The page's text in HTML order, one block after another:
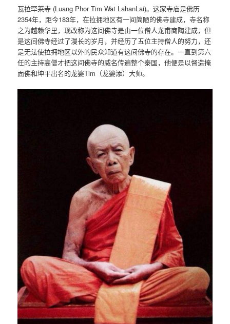
瓦拉罕莱寺 (Luang Phor Tim Wat LahanLai)。这家寺庙是佛历
2354年，距今183年，在拉拥地区有一间简陋的佛寺建成，寺名称
之为越赖华里，现改称为这间佛寺是由一位僧人龙甫商陶建成，但
是这间佛寺经过了漫长的岁月，并经历了五位主持僧人的努力，还
是无法使拉拥地区以外的民众知道有这间佛寺的存在。一直到第六
任的主持高僧才把这间佛寺的威名传遍整个泰国，他便是以督造掩
面佛和坤平出名的龙婆Tim（龙婆添）大师。